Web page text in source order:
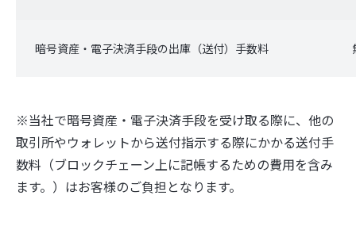
暗号資産・電子決済手段の出庫（送付）手数料
※当社で暗号資産・電子決済手段を受け取る際に、他の
取引所やウォレットから送付指示する際にかかる送付手
数料（ブロックチェーン上に記帳するための費用を含み
ます。）はお客様のご負担となります。